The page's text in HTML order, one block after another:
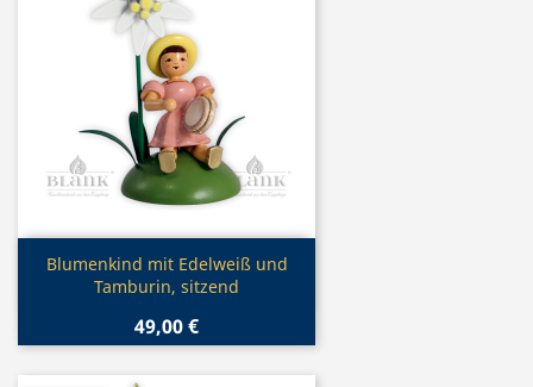
Vorschau
Blumenkind mit Edelweiß und
Tamburin, sitzend
49,00 €